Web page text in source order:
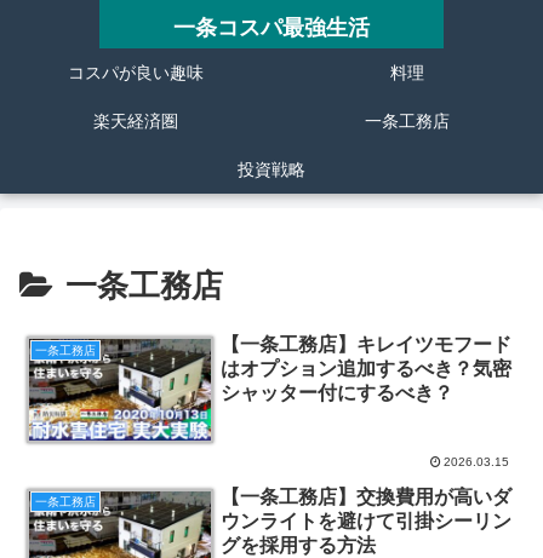
一条コスパ最強生活
コスパが良い趣味 料理
楽天経済圏 一条工務店
投資戦略
一条工務店
一条工務店
【一条工務店】キレイツモフード
はオプション追加するべき？気密
シャッター付にするべき？
2026.03.15
一条工務店
【一条工務店】交換費用が高いダ
ウンライトを避けて引掛シーリン
グを採用する方法